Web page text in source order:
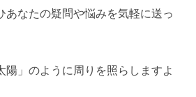
あなたの疑問や悩みを気軽に送っ
陽」のように周りを照らしますよ